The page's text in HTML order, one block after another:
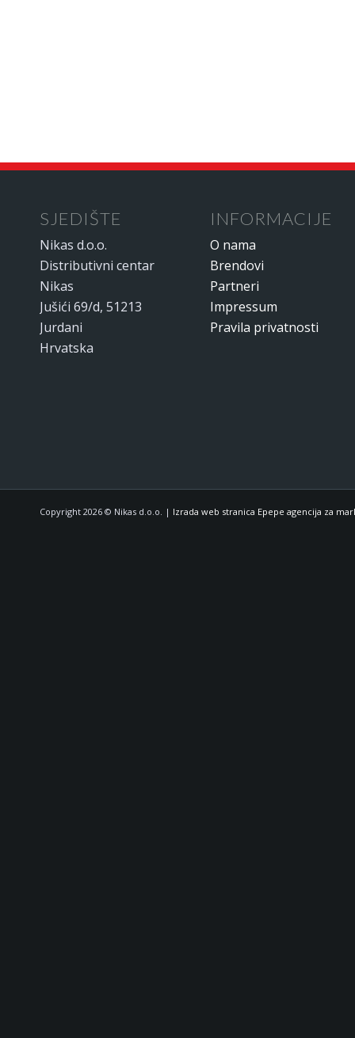
SJEDIŠTE
Nikas d.o.o.
Distributivni centar
Nikas
Jušići 69/d, 51213
Jurdani
Hrvatska
INFORMACIJE
O nama
Brendovi
Partneri
Impressum
Pravila privatnosti
Copyright 2026 © Nikas d.o.o. | Izrada web stranica Epepe agencija za